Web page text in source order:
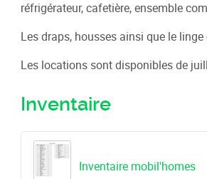
réfrigérateur, cafetière, ensemble
Les draps, housses ainsi que le
Les locations sont disponibles de
Inventaire
Inventaire mobil'homes